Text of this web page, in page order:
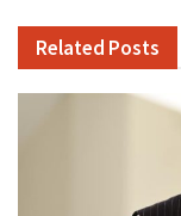
Related Posts